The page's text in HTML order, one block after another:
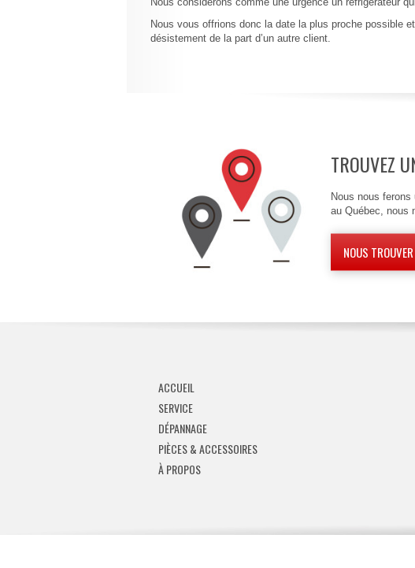
Nous vous offrions donc la date la plus proche possible
désistement de la part d’un autre client.
TROUVEZ
Nous nous
au Québec, nous
NOUS TROUVER
ACCUEIL
SERVICE
DÉPANNAGE
PIÈCES & ACCESSOIRES
À PROPOS